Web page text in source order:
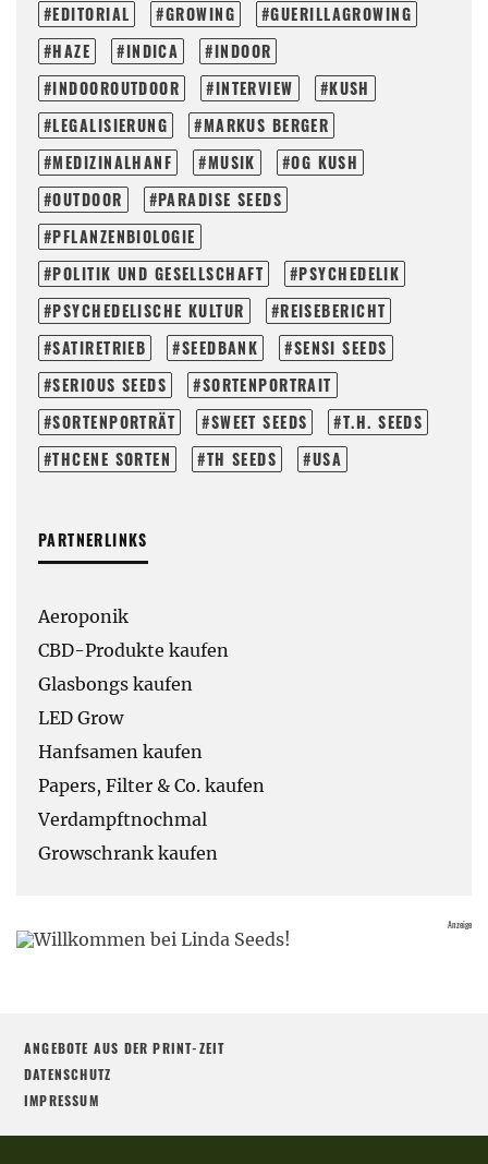
EDITORIAL
GROWING
GUERILLAGROWING
HAZE
INDICA
INDOOR
INDOOROUTDOOR
INTERVIEW
KUSH
LEGALISIERUNG
MARKUS BERGER
MEDIZINALHANF
MUSIK
OG KUSH
OUTDOOR
PARADISE SEEDS
PFLANZENBIOLOGIE
POLITIK UND GESELLSCHAFT
PSYCHEDELIK
PSYCHEDELISCHE KULTUR
REISEBERICHT
SATIRETRIEB
SEEDBANK
SENSI SEEDS
SERIOUS SEEDS
SORTENPORTRAIT
SORTENPORTRÄT
SWEET SEEDS
T.H. SEEDS
THCENE SORTEN
TH SEEDS USA
PARTNERLINKS
Aeroponik
CBD-Produkte kaufen
Glasbongs kaufen
LED Grow
Hanfsamen kaufen
Papers, Filter & Co. kaufen
Verdampftnochmal
Growschrank kaufen
ANGEBOTE AUS DER PRINT-ZEIT
DATENSCHUTZ
IMPRESSUM